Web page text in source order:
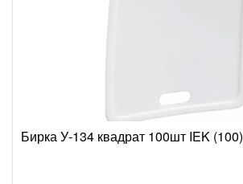
Бирка У-134 квадрат 100шт IEK (100)